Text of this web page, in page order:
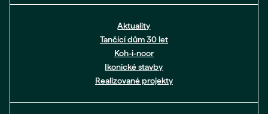
Aktuality
Tančící dům 30 let
Koh-i-noor
Ikonické stavby
Realizované projekty